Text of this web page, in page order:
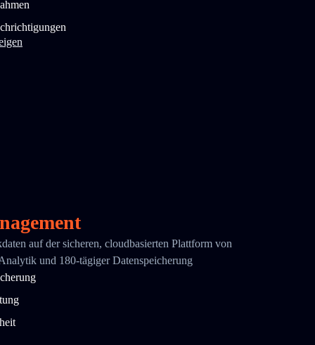
auf der sicheren, cloudbasierten Plattform von
und 180-tägiger Datenspeicherung